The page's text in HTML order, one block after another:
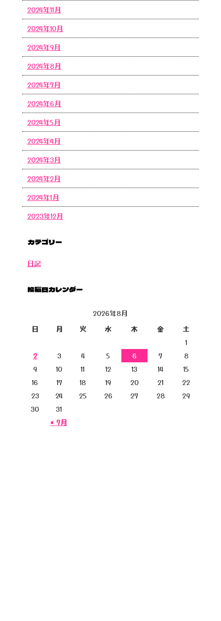
2024年11月
2024年10月
2024年9月
2024年8月
2024年7月
2024年6月
2024年5月
2024年4月
2024年3月
2024年2月
2024年1月
2023年12月
カテゴリー
日記
投稿日カレンダー
2026年8月
日
月 火 水 木 金 土
« 7月
1
2
3 4 5 6 7
8
9
10 11 12 13 14
15
16
17 18 19 20 21
22
23
24 25 26 27 28
29
30
31